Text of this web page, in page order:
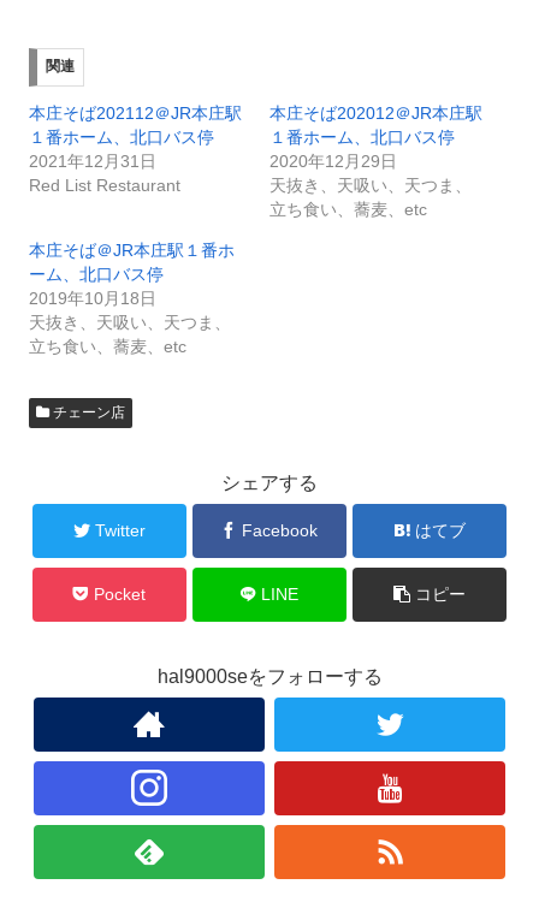
関連
本庄そば202112＠JR本庄駅
１番ホーム、北口バス停
2021年12月31日
Red List Restaurant
本庄そば202012＠JR本庄駅
１番ホーム、北口バス停
2020年12月29日
天抜き、天吸い、天つま、
立ち食い、蕎麦、etc
本庄そば＠JR本庄駅１番ホ
ーム、北口バス停
2019年10月18日
天抜き、天吸い、天つま、
立ち食い、蕎麦、etc
チェーン店
シェアする
Twitter Facebook はてブ
Pocket LINE コピー
hal9000seをフォローする